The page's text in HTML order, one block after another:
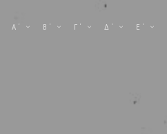
Α΄ Β΄ Γ΄ Δ΄ Ε΄